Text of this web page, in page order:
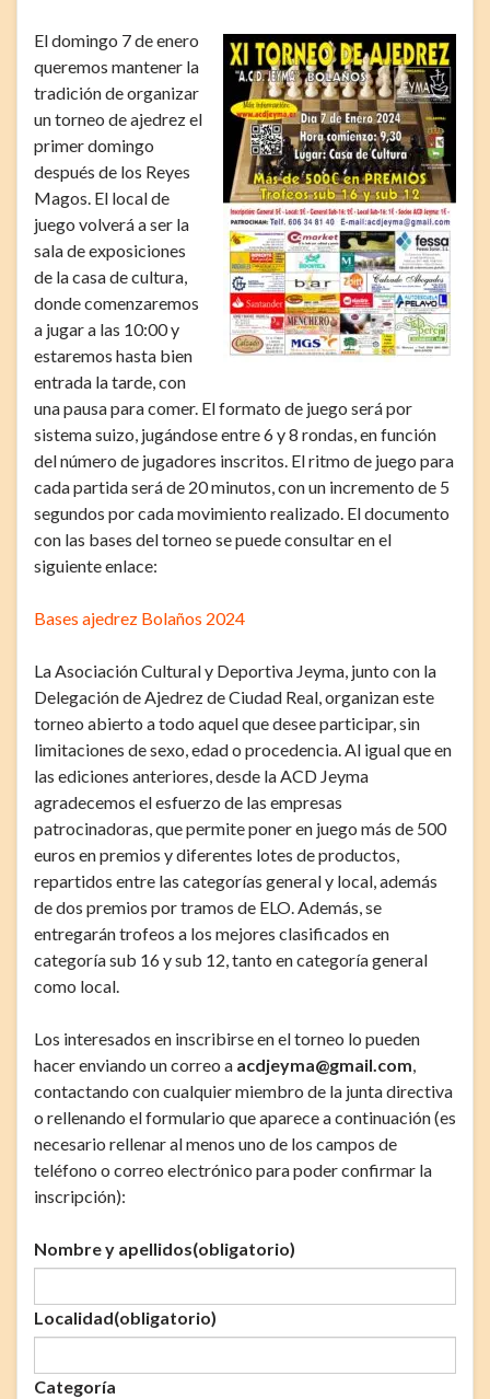
El domingo 7 de enero
queremos mantener la
tradición de organizar
un torneo de ajedrez el
primer domingo
después de los Reyes
Magos. El local de
juego volverá a ser la
sala de exposiciones
de la casa de cultura,
donde comenzaremos
a jugar a las 10:00 y
estaremos hasta bien
entrada la tarde, con
una pausa para comer. El formato de juego será por
sistema suizo, jugándose entre 6 y 8 rondas, en función
del número de jugadores inscritos. El ritmo de juego para
cada partida será de 20 minutos, con un incremento de 5
segundos por cada movimiento realizado. El documento
con las bases del torneo se puede consultar en el
siguiente enlace:
Bases ajedrez Bolaños 2024
La Asociación Cultural y Deportiva Jeyma, junto con la
Delegación de Ajedrez de Ciudad Real, organizan este
torneo abierto a todo aquel que desee participar, sin
limitaciones de sexo, edad o procedencia. Al igual que en
las ediciones anteriores, desde la ACD Jeyma
agradecemos el esfuerzo de las empresas
patrocinadoras, que permite poner en juego más de 500
euros en premios y diferentes lotes de productos,
repartidos entre las categorías general y local, además
de dos premios por tramos de ELO. Además, se
entregarán trofeos a los mejores clasificados en
categoría sub 16 y sub 12, tanto en categoría general
como local.
Los interesados en inscribirse en el torneo lo pueden
hacer enviando un correo a acdjeyma@gmail.com,
contactando con cualquier miembro de la junta directiva
o rellenando el formulario que aparece a continuación (es
necesario rellenar al menos uno de los campos de
teléfono o correo electrónico para poder confirmar la
inscripción):
Nombre y apellidos(obligatorio)
Localidad(obligatorio)
Categoría